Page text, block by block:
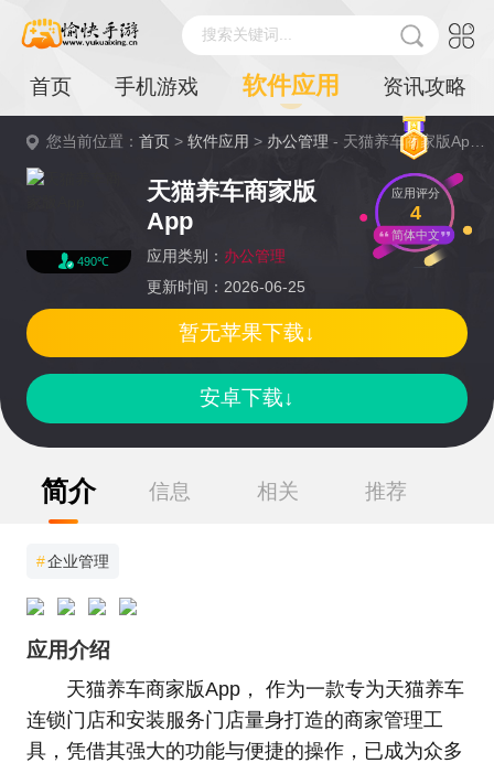
搜索关键词...
首页 手机游戏 软件应用 资讯攻略
您当前位置：首页 >软件应用 > 办公管理 - 天猫养车商家版App详情
490℃
天猫养车商家版
App
应用类别： 办公管理
更新时间：2026-06-25
应用评分
4
简体中文
安卓下载↓
暂无苹果下载↓
简介 信息 相关 推荐
#企业管理
应用介绍
天猫养车商家版App， 作为一款专为天猫养车
连锁门店和安装服务门店量身打造的商家管理工
具，凭借其强大的功能与便捷的操作，已成为众多